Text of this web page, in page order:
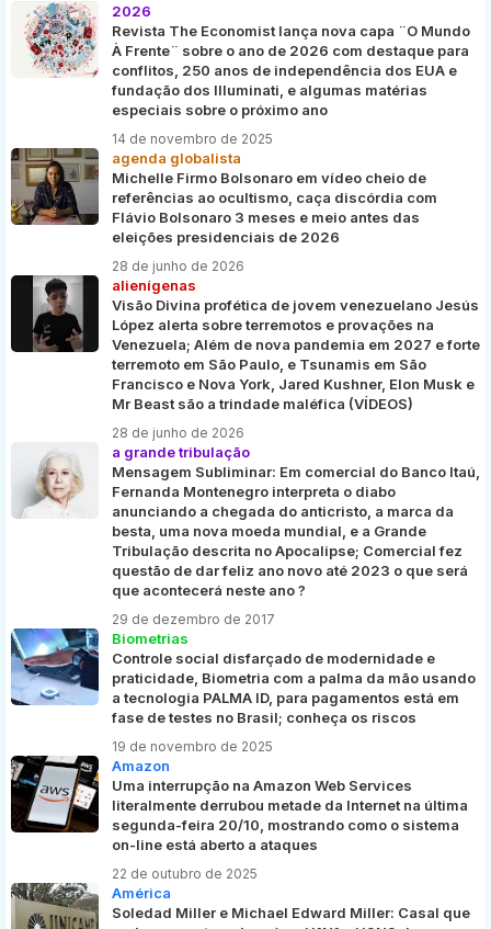
2026
Revista The Economist lança nova capa ¨O Mundo
À Frente¨ sobre o ano de 2026 com destaque para
conflitos, 250 anos de independência dos EUA e
fundação dos Illuminati, e algumas matérias
especiais sobre o próximo ano
14 de novembro de 2025
agenda globalista
Michelle Firmo Bolsonaro em vídeo cheio de
referências ao ocultismo, caça discórdia com
Flávio Bolsonaro 3 meses e meio antes das
eleições presidenciais de 2026
28 de junho de 2026
alienígenas
Visão Divina profética de jovem venezuelano Jesús
López alerta sobre terremotos e provações na
Venezuela; Além de nova pandemia em 2027 e forte
terremoto em São Paulo, e Tsunamis em São
Francisco e Nova York, Jared Kushner, Elon Musk e
Mr Beast são a trindade maléfica (VÍDEOS)
28 de junho de 2026
a grande tribulação
Mensagem Subliminar: Em comercial do Banco Itaú,
Fernanda Montenegro interpreta o diabo
anunciando a chegada do anticristo, a marca da
besta, uma nova moeda mundial, e a Grande
Tribulação descrita no Apocalipse; Comercial fez
questão de dar feliz ano novo até 2023 o que será
que acontecerá neste ano ?
29 de dezembro de 2017
Biometrias
Controle social disfarçado de modernidade e
praticidade, Biometria com a palma da mão usando
a tecnologia PALMA ID, para pagamentos está em
fase de testes no Brasil; conheça os riscos
19 de novembro de 2025
Amazon
Uma interrupção na Amazon Web Services
literalmente derrubou metade da Internet na última
segunda-feira 20/10, mostrando como o sistema
on-line está aberto a ataques
22 de outubro de 2025
América
Soledad Miller e Michael Edward Miller: Casal que